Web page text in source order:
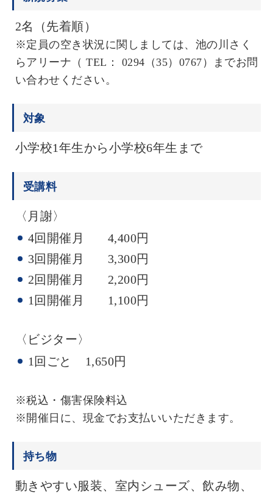
2名（先着順）
※定員の空き状況に関しましては、池の川さく
らアリーナ（ TEL： 0294（35）0767）までお問
い合わせください。
対象
小学校1年生から小学校6年生まで
受講料
〈月謝〉
4回開催月 4,400円
3回開催月 3,300円
2回開催月 2,200円
1回開催月 1,100円
〈ビジター〉
1回ごと 1,650円
※税込・傷害保険料込
※開催日に、現金でお支払いいただきます。
持ち物
動きやすい服装、室内シューズ、飲み物、